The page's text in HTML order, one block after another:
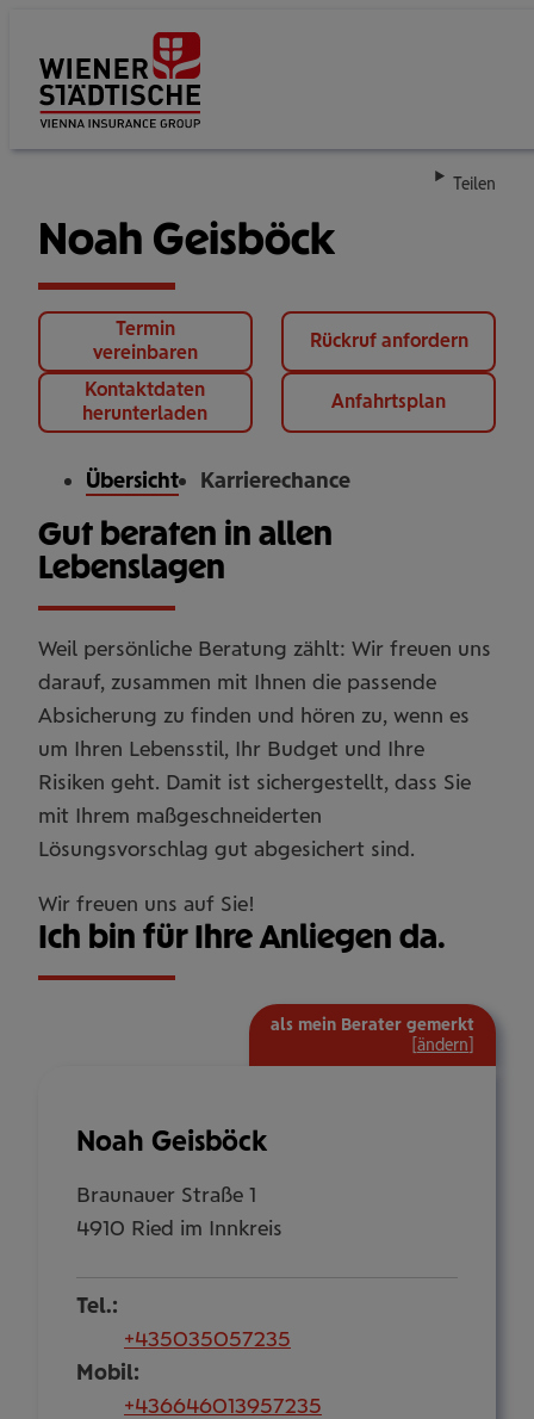
Teilen
Noah Geisböck
Termin
vereinbaren
Rückruf anfordern
Kontaktdaten
herunterladen
Anfahrtsplan
Übersicht Karrierechance
Gut beraten in allen
Lebenslagen
Weil persönliche Beratung zählt: Wir freuen uns
darauf, zusammen mit Ihnen die passende
Absicherung zu finden und hören zu, wenn es
um Ihren Lebensstil, Ihr Budget und Ihre
Risiken geht. Damit ist sichergestellt, dass Sie
mit Ihrem maßgeschneiderten
Lösungsvorschlag gut abgesichert sind.
Wir freuen uns auf Sie!
Ich bin für Ihre Anliegen da.
Noah Geisböck
Braunauer Straße 1
4910 Ried im Innkreis
Tel.:
+435035057235
Mobil:
+436646013957235
als mein Berater gemerkt
ändern